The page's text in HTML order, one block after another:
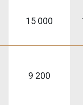
15 000
9 200